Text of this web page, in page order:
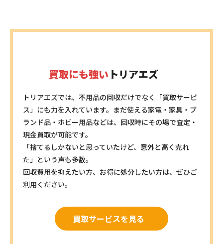
買取にも強い トリアエズ
トリアエズでは、不用品の回収だけでなく「買取サービ
ス」にも力を入れています。まだ使える家電・家具・ブ
ランド品・ホビー用品などは、回収時にその場で査定・
現金買取が可能です。
「捨てるしかないと思っていたけど、意外と高く売れ
た」という声も多数。
回収費用を抑えたい方、お得に処分したい方は、ぜひご
利用ください。
買取サービスを見る